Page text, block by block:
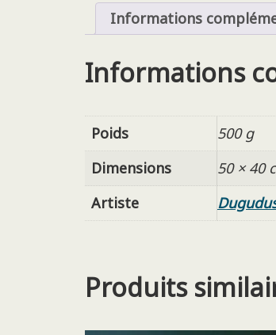
Informations
Informations
Poids
500 g
Dimensions
50 × 40
Artiste
Produits